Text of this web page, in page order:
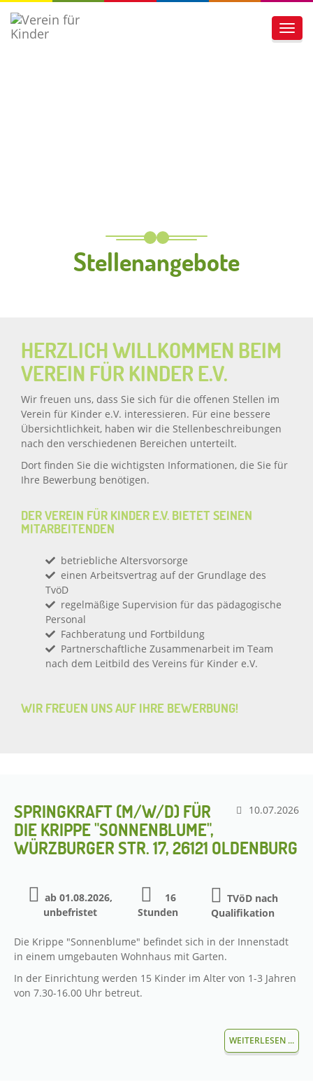
Stellenangebote
HERZLICH WILLKOMMEN BEIM
VEREIN FÜR KINDER E.V.
Wir freuen uns, dass Sie sich für die offenen Stellen im
Verein für Kinder e.V. interessieren. Für eine bessere
Übersichtlichkeit, haben wir die Stellenbeschreibungen
nach den verschiedenen Bereichen unterteilt.
Dort finden Sie die wichtigsten Informationen, die Sie für
Ihre Bewerbung benötigen.
DER VEREIN FÜR KINDER E.V. BIETET SEINEN
MITARBEITENDEN
betriebliche Altersvorsorge
einen Arbeitsvertrag auf der Grundlage des
TvöD
regelmäßige Supervision für das pädagogische
Personal
Fachberatung und Fortbildung
Partnerschaftliche Zusammenarbeit im Team
nach dem Leitbild des Vereins für Kinder e.V.
WIR FREUEN UNS AUF IHRE BEWERBUNG!
10.07.2026
SPRINGKRAFT (M/W/D) FÜR
DIE KRIPPE "SONNENBLUME",
WÜRZBURGER STR. 17, 26121 OLDENBURG
ab 01.08.2026,
unbefristet
16
Stunden
TVöD nach
Qualifikation
Die Krippe "Sonnenblume" befindet sich in der Innenstadt
in einem umgebauten Wohnhaus mit Garten.
In der Einrichtung werden 15 Kinder im Alter von 1-3 Jahren
von 7.30-16.00 Uhr betreut.
WEITERLESEN ...